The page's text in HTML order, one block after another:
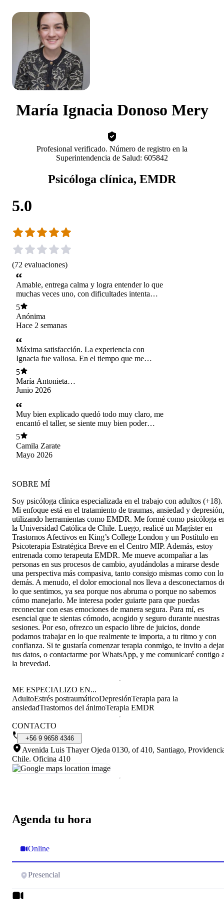
María Ignacia Donoso Mery
Profesional verificado. Número de registro en la
Superintendencia de Salud: 605842
Psicóloga clínica, EMDR
5.0
(72 evaluaciones)
Amable, entrega calma y logra entender lo que
muchas veces uno, con dificultades intenta
expresar
5
Anónima
Hace 2 semanas
Máxima satisfacción. La experiencia con
Ignacia fue valiosa. En el tiempo que me
atendió, cada sesión sentí un avance que nunca
me había pasado con otros profesionales. He
quedado muy conforme, dado que mi mente y
ánimo han mejorado.
5
María Antonieta
Sánchez
Junio 2026
Muy bien explicado quedó todo muy claro, me
encantó el taller, se siente muy bien poder
ponerle nombre y entender mejor cosas que uno
siempre ha sentido y nunca había entendido, mil
gracias!!
5
Camila Zarate
Mayo 2026
Agenda tu hora
Online
Presencial
SOBRE MÍ
Soy psicóloga clínica especializada en el trabajo con adultos (+18).
Mi enfoque está en el tratamiento de traumas, ansiedad y depresión,
utilizando herramientas como EMDR. Me formé como psicóloga
la Universidad Católica de Chile. Luego, realicé un Magíster en
Trastornos Afectivos en King’s College London y un Postítulo en
Psicoterapia Estratégica Breve en el Centro MIP. Además, estoy
entrenada como terapeuta EMDR. Me mueve acompañar a las
personas en sus procesos de cambio, ayudándolas a mirarse desde
una perspectiva más compasiva, tanto consigo mismas como con
demás. A menudo, el dolor emocional nos lleva a desconectarnos
lo que sentimos, ya sea porque nos abruma o porque no sabemos
cómo manejarlo. Me interesa poder guiarte para que puedas
reconectar con esas emociones de manera segura. Para mí, es
esencial que te sientas cómodo, acogido y seguro durante nuestras
sesiones. Por eso, ofrezco un espacio libre de juicios, donde
podamos trabajar en lo que realmente te importa, a tu ritmo y con
confianza. Si te gustaría comenzar terapia conmigo, te invito a dejar
tus datos, o contactarme por WhatsApp, y me comunicaré contigo
la brevedad.
ME ESPECIALIZO EN...
AdultoEstrés postraumáticoDepresiónTerapia para la
ansiedadTrastornos del ánimoTerapia EMDR
CONTACTO
+56 9 9658 4346
Avenida Luis Thayer Ojeda 0130, of 410, Santiago,
Chile. Oficina 410